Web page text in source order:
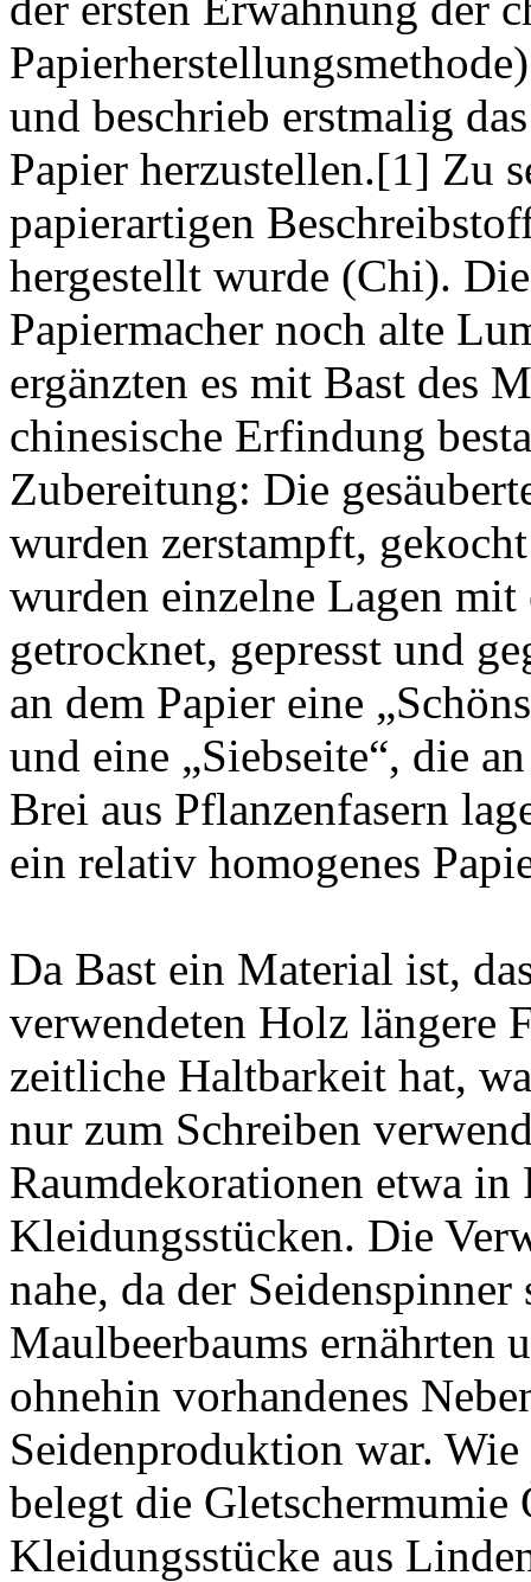
und beschrieb erstmalig
Papier herzustellen.[1] Zu
papierartigen
hergestellt wurde (Chi).
Papiermacher noch alte
ergänzten es mit Bast des
chinesische Erfindung
Zubereitung: Die
wurden zerstampft,
wurden einzelne Lagen
getrocknet, gepresst und
an dem Papier eine
und eine „Siebseite“, die
Brei aus Pflanzenfasern
ein relativ homogenes
Da Bast ein Material ist,
verwendeten Holz längere
zeitliche Haltbarkeit hat,
nur zum Schreiben
Raumdekorationen etwa in
Kleidungsstücken. Die
nahe, da der
Maulbeerbaums ernährten
ohnehin vorhandenes
Seidenproduktion war.
belegt die
Kleidungsstücke aus